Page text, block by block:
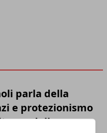
parla della
e protezionismo
della